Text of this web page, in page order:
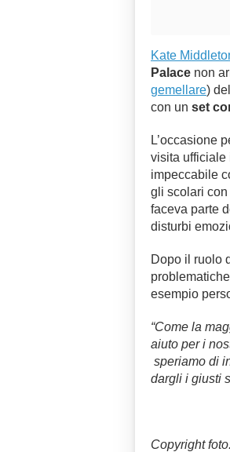
Kate
Palace non
gemellare)
con un set
L’occasione
visita ufficiale
impeccabile
gli scolari
faceva parte
disturbi
Dopo il ruolo
esempio
“Come la
aiuto per i
speriamo di
dargli i giusti
Copyright